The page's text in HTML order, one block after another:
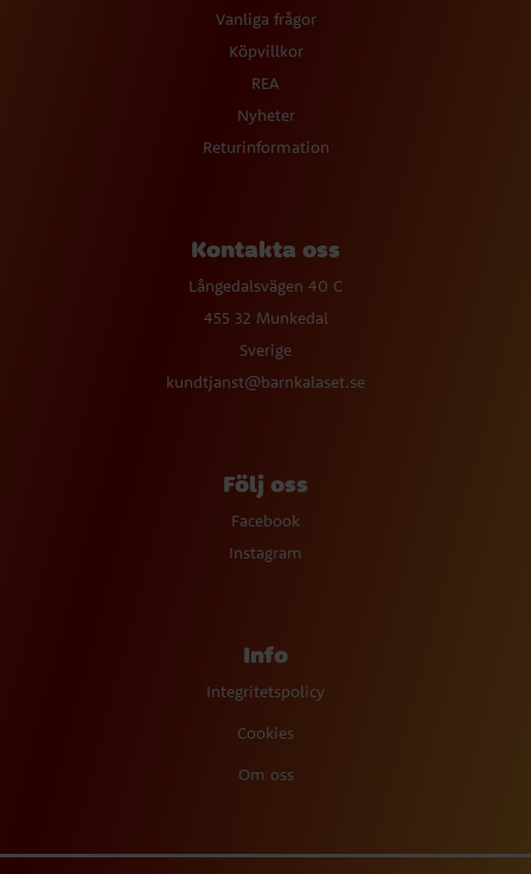
Vanliga frågor
Köpvillkor
REA
Nyheter
Returinformation
Kontakta oss
Långedalsvägen 40 C
455 32 Munkedal
Sverige
kundtjanst@barnkalaset.se
Följ oss
Facebook
Instagram
Info
Integritetspolicy
Cookies
Om oss